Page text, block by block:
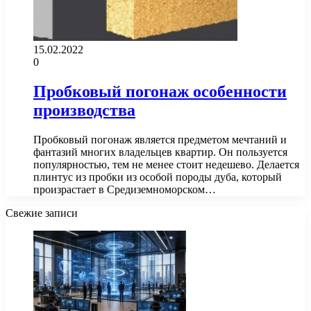
15.02.2022
0
Пробковый погонаж особенности
производства
Пробковый погонаж является предметом мечтаний и
фантазий многих владельцев квартир. Он пользуется
популярностью, тем не менее стоит недешево. Делается
плинтус из пробки из особой породы дуба, который
произрастает в Средиземноморском…
Свежие записи